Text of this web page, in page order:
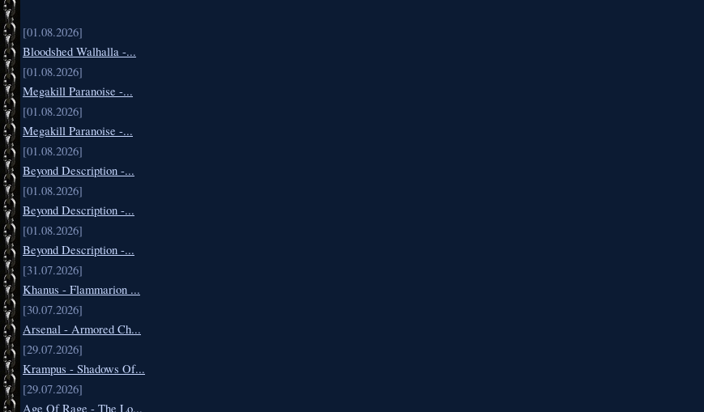
[01.08.2026]
Bloodshed Walhalla -...
[01.08.2026]
Megakill Paranoise -...
[01.08.2026]
Megakill Paranoise -...
[01.08.2026]
Beyond Description -...
[01.08.2026]
Beyond Description -...
[01.08.2026]
Beyond Description -...
[31.07.2026]
Khanus - Flammarion ...
[30.07.2026]
Arsenal - Armored Ch...
[29.07.2026]
Krampus - Shadows Of...
[29.07.2026]
Age Of Rage - The Lo...